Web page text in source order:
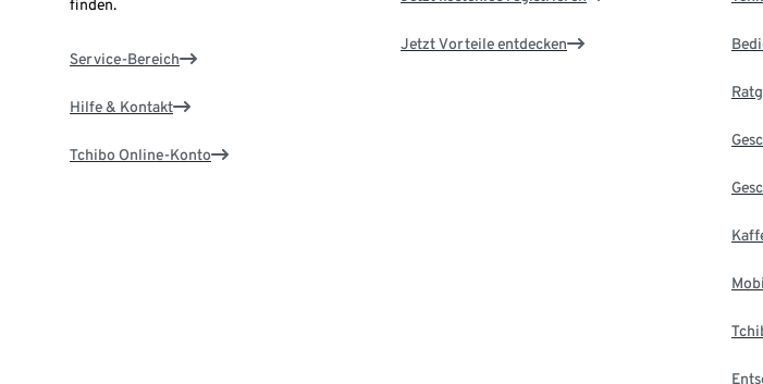
finden.
Service-Bereich
Hilfe & Kontakt
Tchibo Online-Konto
Jetzt Vorteile entdecken